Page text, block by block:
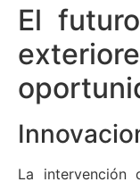
El
La